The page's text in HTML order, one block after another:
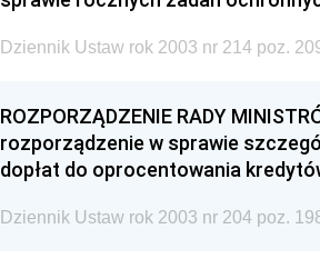
Dziennik Ustaw rok 2003 nr 214 poz.
ROZPORZĄDZENIE RADY
rozporządzenie w sprawie
dopłat do oprocentowania
Dziennik Ustaw rok 2003 nr 204 poz.